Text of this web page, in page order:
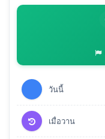
วันนี้
เมื่อวาน